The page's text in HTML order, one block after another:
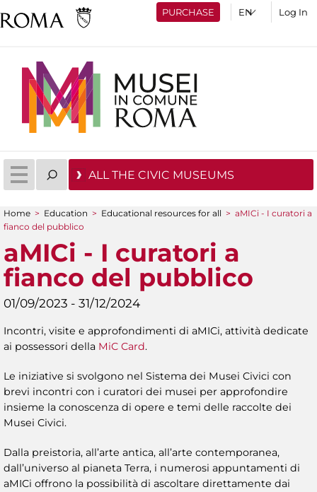
PURCHASE Log In
ALL THE CIVIC MUSEUMS
You are here
Home > Education > Educational resources for all > aMICi - I curatori a
fianco del pubblico
aMICi - I curatori a
fianco del pubblico
01/09/2023 - 31/12/2024
Incontri, visite e approfondimenti di aMICi, attività dedicate
ai possessori della MiC Card.
Le iniziative si svolgono nel Sistema dei Musei Civici con
brevi incontri con i curatori dei musei per approfondire
insieme la conoscenza di opere e temi delle raccolte dei
Musei Civici.
Dalla preistoria, all’arte antica, all’arte contemporanea,
dall’universo al pianeta Terra, i numerosi appuntamenti di
aMICi offrono la possibilità di ascoltare direttamente dai